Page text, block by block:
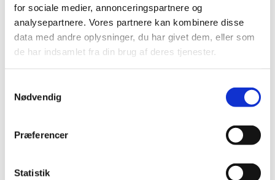
for sociale medier, annonceringspartnere og
analysepartnere. Vores partnere kan kombinere disse
data med andre oplysninger, du har givet dem, eller som
de har indsamlet fra din brug af deres tjenester.
Nødvendig
Præferencer
Statistik